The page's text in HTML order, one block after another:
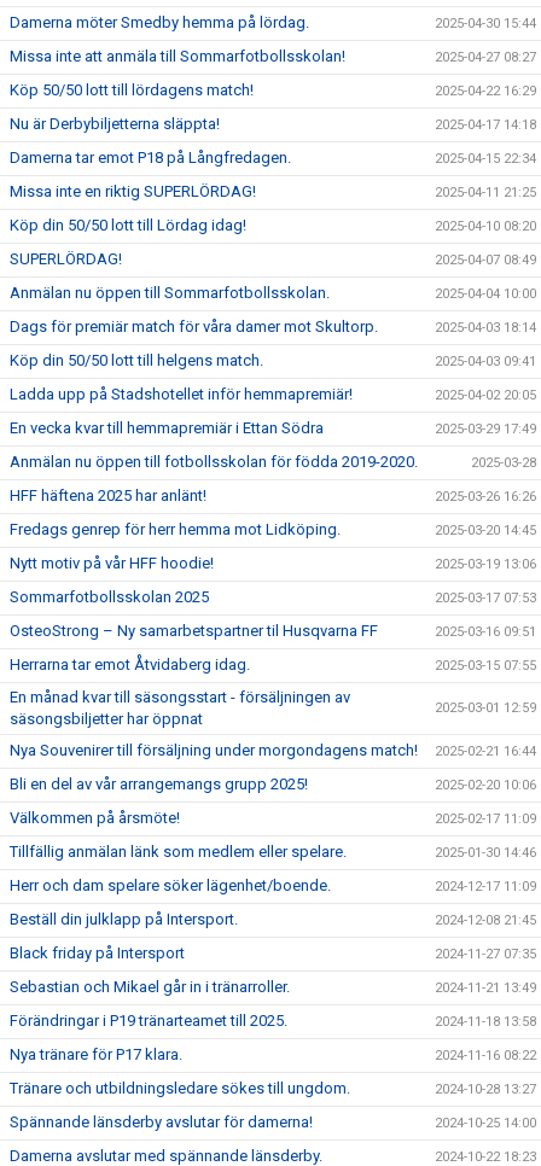
Damerna möter Smedby hemma på lördag. 2025-04-30 15:44
Missa inte att anmäla till Sommarfotbollsskolan! 2025-04-27 08:27
Köp 50/50 lott till lördagens match! 2025-04-22 16:29
Nu är Derbybiljetterna släppta! 2025-04-17 14:18
Damerna tar emot P18 på Långfredagen. 2025-04-15 22:34
Missa inte en riktig SUPERLÖRDAG! 2025-04-11 21:25
Köp din 50/50 lott till Lördag idag! 2025-04-10 08:20
SUPERLÖRDAG! 2025-04-07 08:49
Anmälan nu öppen till Sommarfotbollsskolan. 2025-04-04 10:00
Dags för premiär match för våra damer mot Skultorp. 2025-04-03 18:14
Köp din 50/50 lott till helgens match. 2025-04-03 09:41
Ladda upp på Stadshotellet inför hemmapremiär! 2025-04-02 20:05
En vecka kvar till hemmapremiär i Ettan Södra 2025-03-29 17:49
Anmälan nu öppen till fotbollsskolan för födda 2019-2020. 2025-03-28
HFF häftena 2025 har anlänt! 2025-03-26 16:26
Fredags genrep för herr hemma mot Lidköping. 2025-03-20 14:45
Nytt motiv på vår HFF hoodie! 2025-03-19 13:06
Sommarfotbollsskolan 2025 2025-03-17 07:53
OsteoStrong – Ny samarbetspartner til Husqvarna FF 2025-03-16 09:51
Herrarna tar emot Åtvidaberg idag. 2025-03-15 07:55
En månad kvar till säsongsstart - försäljningen av
säsongsbiljetter har öppnat
2025-03-01 12:59
Nya Souvenirer till försäljning under morgondagens match! 2025-02-21 16:44
Bli en del av vår arrangemangs grupp 2025! 2025-02-20 10:06
Välkommen på årsmöte! 2025-02-17 11:09
Tillfällig anmälan länk som medlem eller spelare. 2025-01-30 14:46
Herr och dam spelare söker lägenhet/boende. 2024-12-17 11:09
Beställ din julklapp på Intersport. 2024-12-08 21:45
Black friday på Intersport 2024-11-27 07:35
Sebastian och Mikael går in i tränarroller. 2024-11-21 13:49
Förändringar i P19 tränarteamet till 2025. 2024-11-18 13:58
Nya tränare för P17 klara. 2024-11-16 08:22
Tränare och utbildningsledare sökes till ungdom. 2024-10-28 13:27
Spännande länsderby avslutar för damerna! 2024-10-25 14:00
Damerna avslutar med spännande länsderby. 2024-10-22 18:23